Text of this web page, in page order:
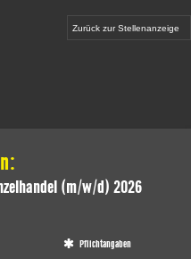
Zurück zur Stellenanzeige
(m/w/d) 2026
Pflichtangaben